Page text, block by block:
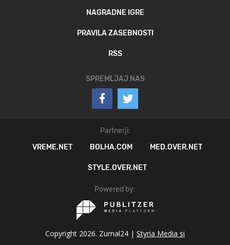
NAGRADNE IGRE
PRAVILA ZASEBNOSTI
RSS
SPREMLJAJ NAS
Partnerji:
VREME.NET
BOLHA.COM MED.OVER.NET
STYLE.OVER.NET
Powered by:
Copyright 2026. Zurnal24 | Styria Media si